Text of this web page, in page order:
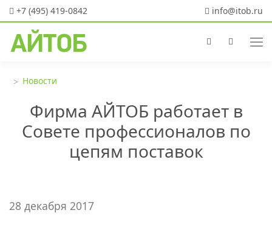
+7 (495) 419-0842 info@itob.ru
Новости
Фирма АЙТОБ работает в
Совете профессионалов по
цепям поставок
28 декабря 2017